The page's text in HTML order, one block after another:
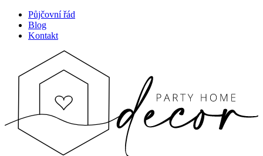
Půjčovní řád
Blog
Kontakt